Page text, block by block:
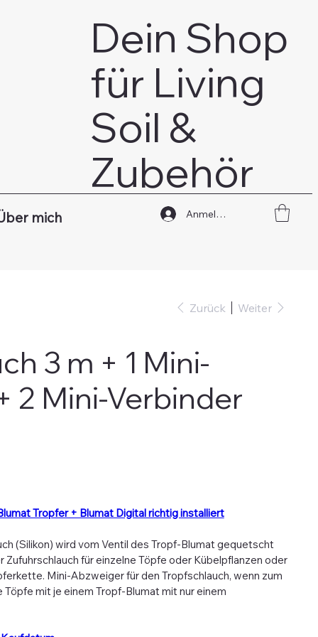
Dein Shop
für Living
Soil &
Zubehör
mich Anmelden
Zurück Weiter
3 m + 1 Mini-
2 Mini-Verbinder
Tropfer + Blumat Digital richtig installiert
(Silikon) wird vom Ventil des Tropf-Blumat gequetscht
für einzelne Töpfe oder Kübelpflanzen oder
Mini-Abzweiger für den Tropfschlauch, wenn zum
mit je einem Tropf-Blumat mit nur einem